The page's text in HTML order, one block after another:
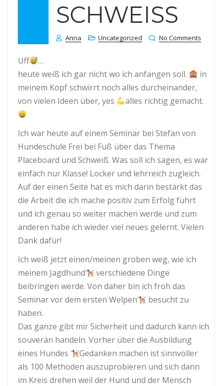
SCHWEISS
Anna Uncategorized No Comments
Uff
…
heute weiß ich gar nicht wo ich anfangen soll.
in
meinem Kopf schwirrt noch alles durcheinander,
von vielen Ideen über, yes
alles richtig gemacht.
Ich war heute auf einem Seminar bei Stefan von
Hundeschule Frei bei Fuß über das Thema
Placeboard und Schweiß. Was soll ich sagen, es war
einfach nur Klasse! Locker und lehrreich zugleich.
Auf der einen Seite hat es mich darin bestärkt das
die Arbeit die ich mache positiv zum Erfolg führt
und ich genau so weiter machen werde und zum
anderen habe ich wieder viel neues gelernt. Vielen
Dank dafür!
Ich weiß jetzt einen/meinen groben weg, wie ich
meinem Jagdhund
verschiedene Dinge
beibringen werde. Von daher bin ich froh das
Seminar vor dem ersten Welpen
besucht zu
haben.
Das ganze gibt mir Sicherheit und dadurch kann ich
souverän handeln. Vorher über die Ausbildung
eines Hundes
Gedanken machen ist sinnvoller
als 100 Methoden auszuprobieren und sich dann
im Kreis drehen weil der Hund und der Mensch